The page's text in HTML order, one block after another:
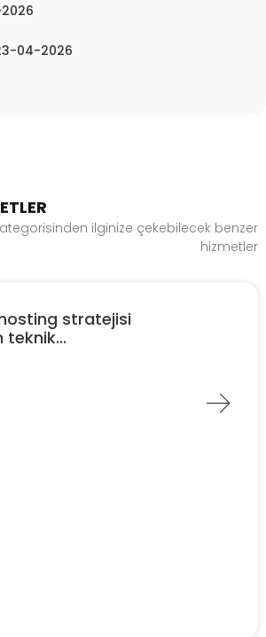
04-2026
ilginize çekebilecek benzer
hizmetler
stratejisi
teknik...